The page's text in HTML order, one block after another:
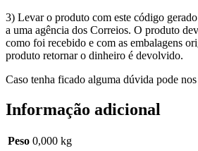
3) Levar o produto com este código
a uma agência dos Correios. O produto
como foi recebido e com as embalagens
produto retornar o dinheiro é devolvido.
Caso tenha ficado alguma dúvida pode
Informação adicional
Peso 0,000 kg